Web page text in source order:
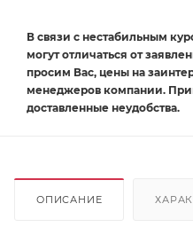
В связи с нестабильным
могут отличаться от
просим Вас, цены на
менеджеров компании.
доставленные неудобства.
ОПИСАНИЕ